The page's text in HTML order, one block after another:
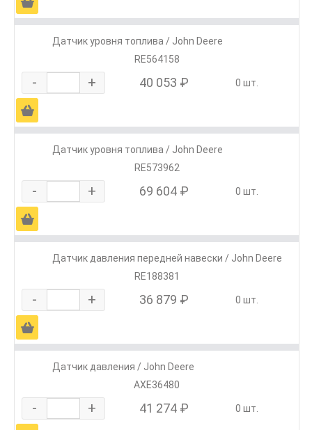
Датчик уровня топлива / John Deere
RE564158
- + 40 053 ₽ 0 шт.
Ä
Датчик уровня топлива / John Deere
RE573962
- + 69 604 ₽ 0 шт.
Ä
Датчик давления передней навески / John Deere
RE188381
- + 36 879 ₽ 0 шт.
Ä
Датчик давления / John Deere
AXE36480
- + 41 274 ₽ 0 шт.